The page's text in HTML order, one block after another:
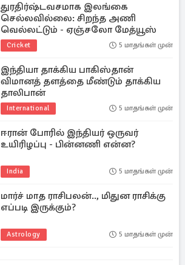
துரதிர்ஷ்டவசமாக இலங்கை
செல்லவில்லை: சிறந்த அணி
வெல்லட்டும் - ஏஞ்சலோ மேத்யூஸ்
Cricket 5 மாதங்கள் முன்
இந்தியா தாக்கிய பாகிஸ்தான்
விமானத் தளத்தை மீண்டும் தாக்கிய
தாலிபான்
International 5 மாதங்கள் முன்
ஈரான் போரில் இந்தியர் ஒருவர்
உயிரிழப்பு - பின்னணி என்ன?
India 5 மாதங்கள் முன்
மார்ச் மாத ராசிபலன்.., மிதுன ராசிக்கு
எப்படி இருக்கும்?
Astrology 5 மாதங்கள் முன்